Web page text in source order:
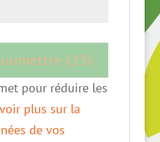
pour réduire les
plus sur la
de vos